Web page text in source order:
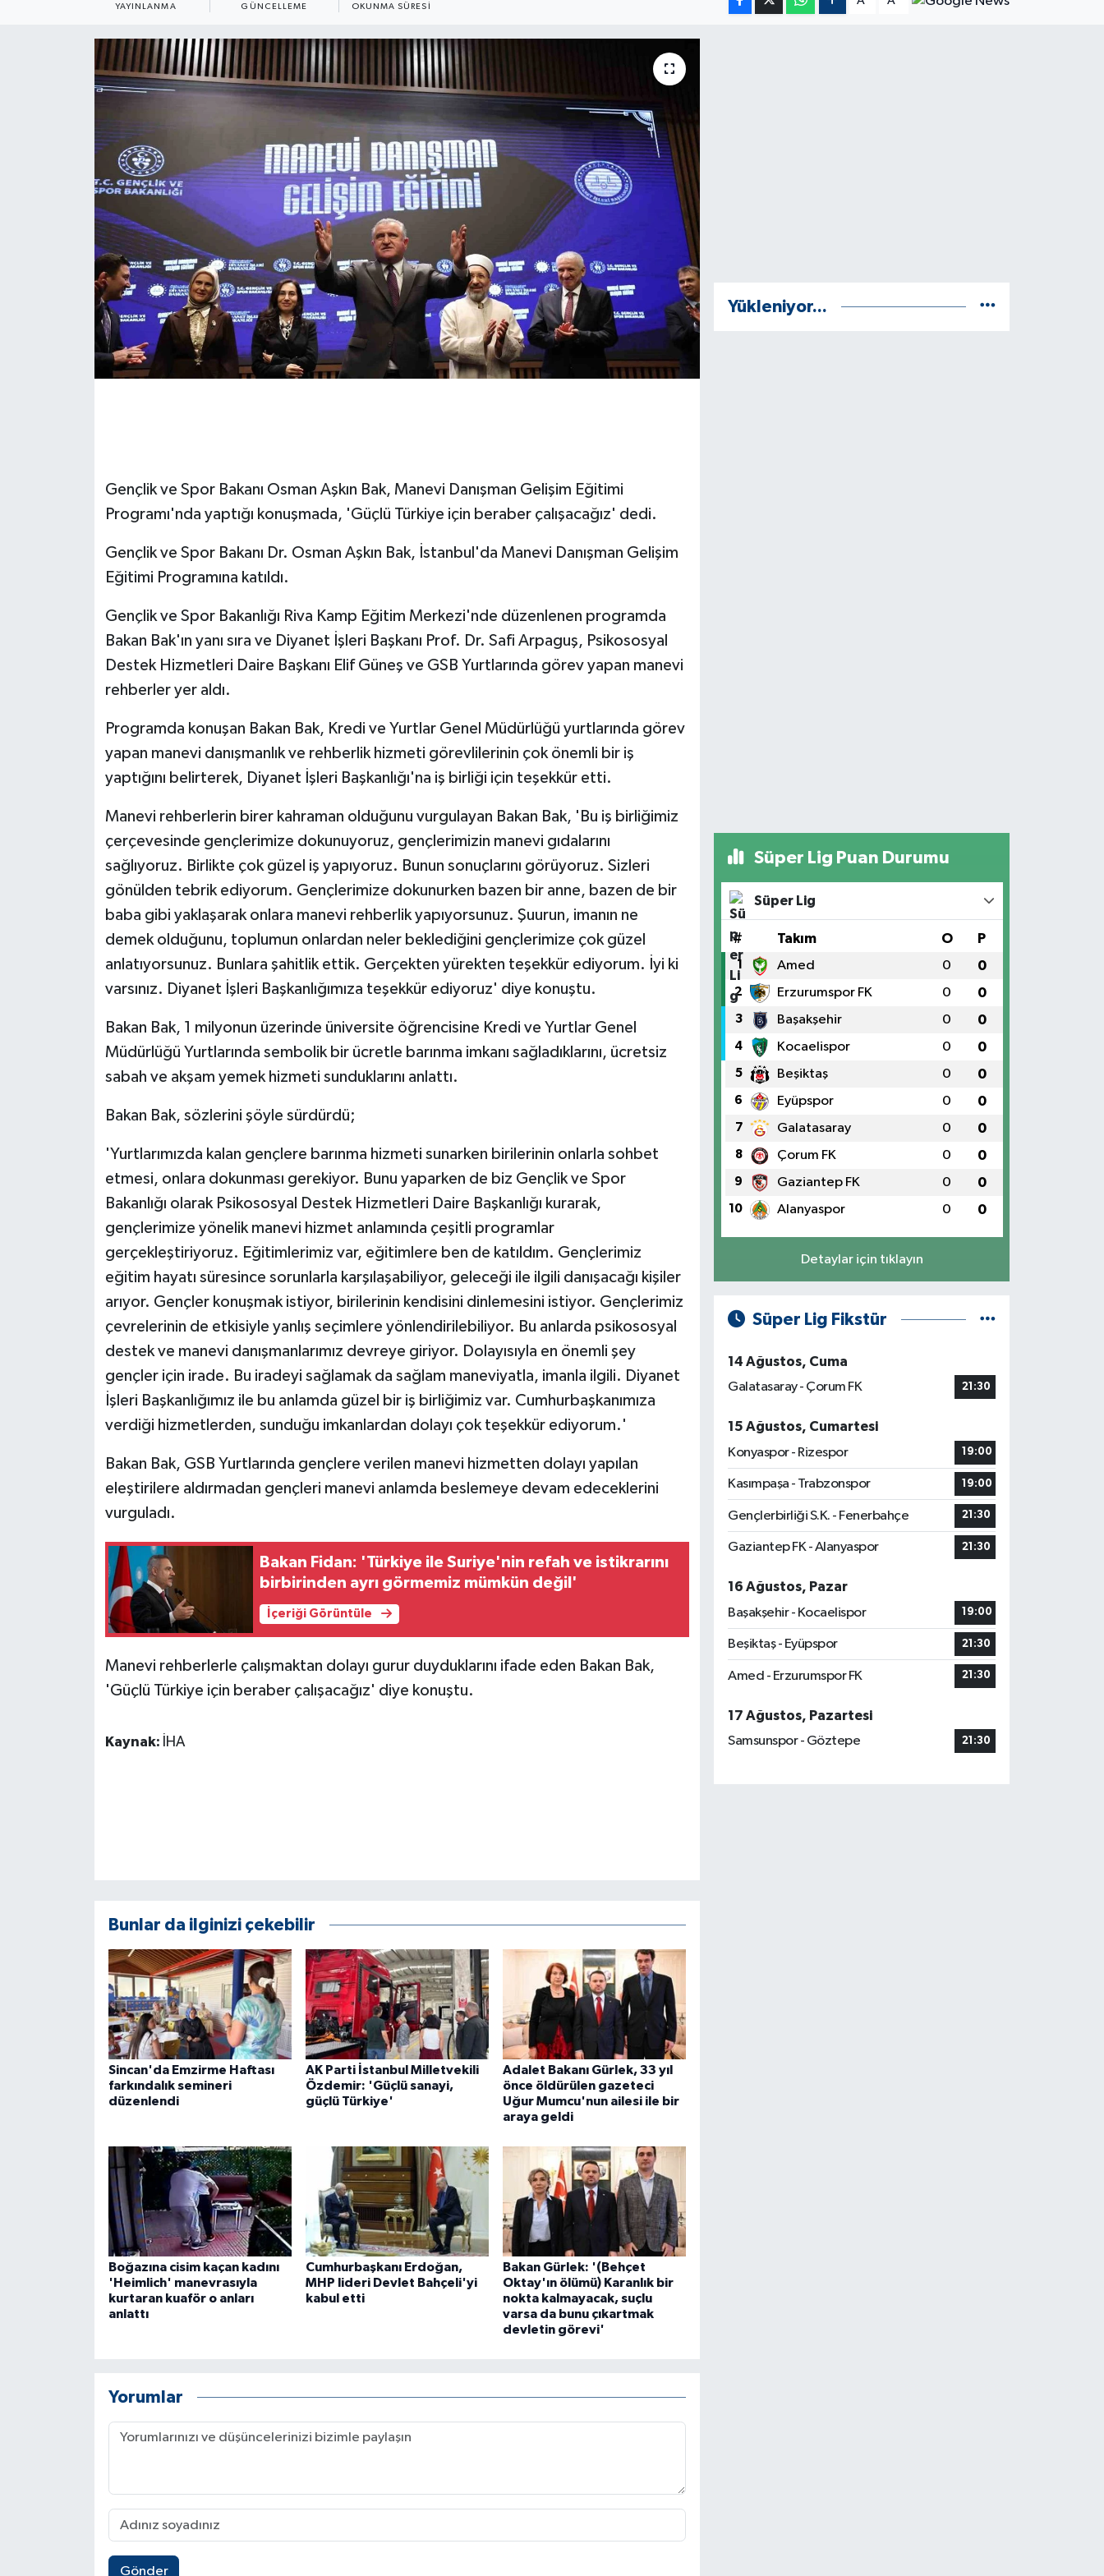
YAYINLANMA GÜNCELLEME OKUNMA SÜRESI
Gençlik ve Spor Bakanı Osman Aşkın Bak, Manevi Danışman Gelişim Eğitimi
Programı'nda yaptığı konuşmada, 'Güçlü Türkiye için beraber çalışacağız' dedi.
Gençlik ve Spor Bakanı Dr. Osman Aşkın Bak, İstanbul'da Manevi Danışman Gelişim
Eğitimi Programına katıldı.
Gençlik ve Spor Bakanlığı Riva Kamp Eğitim Merkezi'nde düzenlenen programda
Bakan Bak'ın yanı sıra ve Diyanet İşleri Başkanı Prof. Dr. Safi Arpaguş, Psikososyal
Destek Hizmetleri Daire Başkanı Elif Güneş ve GSB Yurtlarında görev yapan manevi
rehberler yer aldı.
Programda konuşan Bakan Bak, Kredi ve Yurtlar Genel Müdürlüğü yurtlarında görev
yapan manevi danışmanlık ve rehberlik hizmeti görevlilerinin çok önemli bir iş
yaptığını belirterek, Diyanet İşleri Başkanlığı'na iş birliği için teşekkür etti.
Manevi rehberlerin birer kahraman olduğunu vurgulayan Bakan Bak, 'Bu iş birliğimiz
çerçevesinde gençlerimize dokunuyoruz, gençlerimizin manevi gıdalarını
sağlıyoruz. Birlikte çok güzel iş yapıyoruz. Bunun sonuçlarını görüyoruz. Sizleri
gönülden tebrik ediyorum. Gençlerimize dokunurken bazen bir anne, bazen de bir
baba gibi yaklaşarak onlara manevi rehberlik yapıyorsunuz. Şuurun, imanın ne
demek olduğunu, toplumun onlardan neler beklediğini gençlerimize çok güzel
anlatıyorsunuz. Bunlara şahitlik ettik. Gerçekten yürekten teşekkür ediyorum. İyi ki
varsınız. Diyanet İşleri Başkanlığımıza teşekkür ediyoruz' diye konuştu.
Bakan Bak, 1 milyonun üzerinde üniversite öğrencisine Kredi ve Yurtlar Genel
Müdürlüğü Yurtlarında sembolik bir ücretle barınma imkanı sağladıklarını, ücretsiz
sabah ve akşam yemek hizmeti sunduklarını anlattı.
Bakan Bak, sözlerini şöyle sürdürdü;
'Yurtlarımızda kalan gençlere barınma hizmeti sunarken birilerinin onlarla sohbet
etmesi, onlara dokunması gerekiyor. Bunu yaparken de biz Gençlik ve Spor
Bakanlığı olarak Psikososyal Destek Hizmetleri Daire Başkanlığı kurarak,
gençlerimize yönelik manevi hizmet anlamında çeşitli programlar
gerçekleştiriyoruz. Eğitimlerimiz var, eğitimlere ben de katıldım. Gençlerimiz
eğitim hayatı süresince sorunlarla karşılaşabiliyor, geleceği ile ilgili danışacağı kişiler
arıyor. Gençler konuşmak istiyor, birilerinin kendisini dinlemesini istiyor. Gençlerimiz
çevrelerinin de etkisiyle yanlış seçimlere yönlendirilebiliyor. Bu anlarda psikososyal
destek ve manevi danışmanlarımız devreye giriyor. Dolayısıyla en önemli şey
gençler için irade. Bu iradeyi sağlamak da sağlam maneviyatla, imanla ilgili. Diyanet
İşleri Başkanlığımız ile bu anlamda güzel bir iş birliğimiz var. Cumhurbaşkanımıza
verdiği hizmetlerden, sunduğu imkanlardan dolayı çok teşekkür ediyorum.'
Bakan Bak, GSB Yurtlarında gençlere verilen manevi hizmetten dolayı yapılan
eleştirilere aldırmadan gençleri manevi anlamda beslemeye devam edeceklerini
vurguladı.
Bakan Fidan: 'Türkiye ile Suriye'nin refah ve istikrarını
birbirinden ayrı görmemiz mümkün değil'
İçeriği Görüntüle
Manevi rehberlerle çalışmaktan dolayı gurur duyduklarını ifade eden Bakan Bak,
'Güçlü Türkiye için beraber çalışacağız' diye konuştu.
Kaynak: İHA
Bunlar da ilginizi çekebilir
Sincan'da Emzirme Haftası
farkındalık semineri
düzenlendi
AK Parti İstanbul Milletvekili
Özdemir: 'Güçlü sanayi,
güçlü Türkiye'
Adalet Bakanı Gürlek, 33 yıl
önce öldürülen gazeteci
Uğur Mumcu'nun ailesi ile bir
araya geldi
Boğazına cisim kaçan kadını
'Heimlich' manevrasıyla
kurtaran kuaför o anları
anlattı
Cumhurbaşkanı Erdoğan,
MHP lideri Devlet Bahçeli'yi
kabul etti
Bakan Gürlek: '(Behçet
Oktay'ın ölümü) Karanlık bir
nokta kalmayacak, suçlu
varsa da bunu çıkartmak
devletin görevi'
Yorumlar
Gönder
Yükleniyor...
Süper Lig Puan Durumu
Süper Lig
# Takım O P
1 Amed 0 0
2 Erzurumspor FK 0 0
3 Başakşehir 0 0
4 Kocaelispor 0 0
5 Beşiktaş 0 0
6 Eyüpspor 0 0
7 Galatasaray 0 0
8 Çorum FK 0 0
9 Gaziantep FK 0 0
10 Alanyaspor 0 0
Detaylar için tıklayın
Süper Lig Fikstür
14 Ağustos, Cuma
Galatasaray - Çorum FK
21:30
15 Ağustos, Cumartesi
Konyaspor - Rizespor
19:00
Kasımpaşa - Trabzonspor 19:00
Gençlerbirliği S.K. - Fenerbahçe 21:30
Gaziantep FK - Alanyaspor 21:30
16 Ağustos, Pazar
Başakşehir - Kocaelispor
19:00
Beşiktaş - Eyüpspor 21:30
Amed - Erzurumspor FK 21:30
17 Ağustos, Pazartesi
Samsunspor - Göztepe
21:30
Dış Haberler
EĞİTİM
EKONOMİ
English News
Flaş Haber
Gayrimenkul
İş Dünyası
Jandarma
KÜLTÜR SANAT
MAGAZİN
Otomobil
POLİTİKA
SPOR HABERLERİ
TEKNOLOJİ
ÜLKE GÜNDEMİ